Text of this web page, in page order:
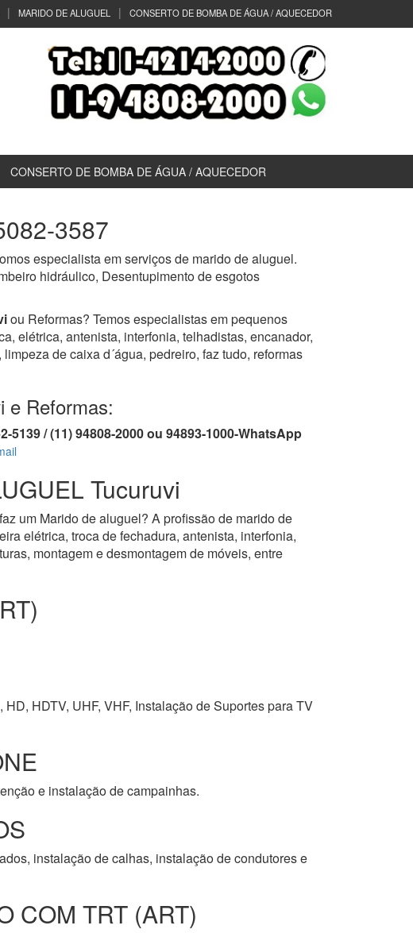
MARIDO DE ALUGUEL CONSERTO DE BOMBA DE ÁGUA / AQUECEDOR
CONSERTO DE BOMBA DE ÁGUA / AQUECEDOR
3587
especialista em serviços de marido de aluguel.
hidráulico, Desentupimento de esgotos
ou Reformas? Temos especialistas em pequenos
elétrica, antenista, interfonia, telhadistas, encanador,
de caixa d´água, pedreiro, faz tudo, reformas
e Reformas:
5139 / (11) 94808-2000 ou 94893-1000-WhatsApp
Tucuruvi
um Marido de aluguel? A profissão de marido de
elétrica, troca de fechadura, antenista, interfonia,
montagem e desmontagem de móveis, entre
HDTV, UHF, VHF, Instalação de Suportes para TV
e instalação de campainhas.
instalação de calhas, instalação de condutores e
COM TRT (ART)